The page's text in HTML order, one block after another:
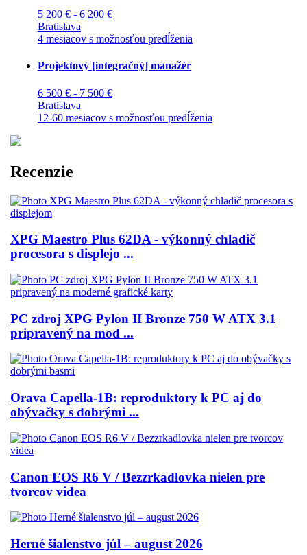
5 200 € - 6 200 €
Bratislava
4 mesiacov s možnosťou predĺženia
Projektový [integračný] manažér
6 500 € - 7 500 €
Bratislava
12-60 mesiacov s možnosťou predĺženia
Recenzie
XPG Maestro Plus 62DA - výkonný chladič
procesora s displejo ...
PC zdroj XPG Pylon II Bronze 750 W ATX 3.1
pripravený na mod ...
Orava Capella-1B: reproduktory k PC aj do
obývačky s dobrými ...
Canon EOS R6 V / Bezzrkadlovka nielen pre
tvorcov videa
Herné šialenstvo júl – august 2026